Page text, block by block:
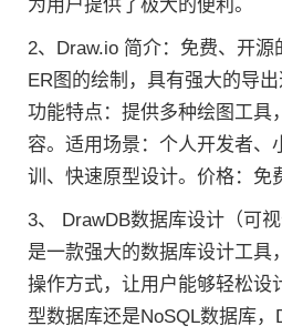
为用户提供了极大的便利。
2、Draw.io 简介：免费、开
ER图的绘制，具有强大的导出
功能特点：提供多种绘图工具
容。适用场景：个人开发者、
训、快速原型设计。价格：免
3、 DrawDB数据库设计（可
是一款强大的数据库设计工具
操作方式，让用户能够轻松设
型数据库还是NoSQL数据库